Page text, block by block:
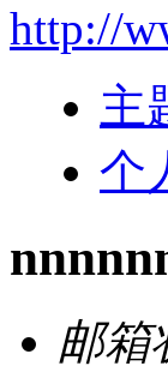
http://
主
个
邮箱